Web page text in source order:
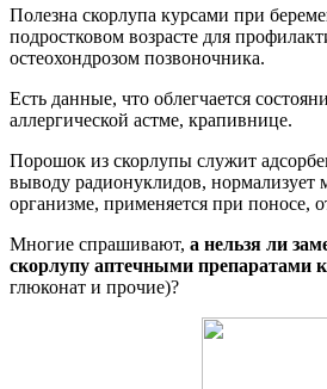
Полезна скорлупа курсами при
подростковом возрасте для
остеохондрозом позвоночника.
Есть данные, что облегчается
аллергической астме, крапивнице.
Порошок из скорлупы служит
выводу радионуклидов, нормализует
организме, применяется при поносе,
Многие спрашивают, а нельзя ли
скорлупу аптечными препаратами
глюконат и прочие)?